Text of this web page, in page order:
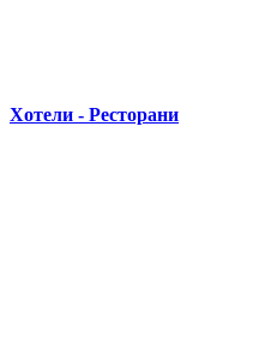
Хотели - Ресторани